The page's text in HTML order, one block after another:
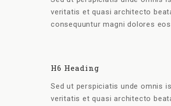
veritatis et quasi architecto
consequuntur magni dolores
H6 Heading
Sed ut perspiciatis unde omnis
veritatis et quasi architecto